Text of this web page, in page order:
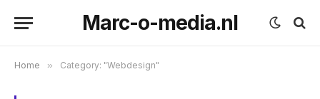
Marc-o-media.nl
Home » Category: "Webdesign"